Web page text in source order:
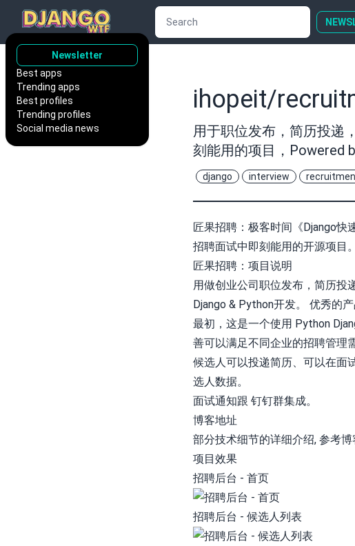
Newsletter
Best apps
Trending apps
Best profiles
Trending profiles
Social media news
ihopeit/
用于职位发布，简历投递
刻能用的项目，Powered
django interview
匠果招聘：极客时间《Django快
招聘面试中即刻能用的开源项目。
匠果招聘：项目说明
用做创业公司职位发布，简历投
Django & Python开发。 优秀的
最初，这是一个使用 Python
善可以满足不同企业的招聘管理
候选人可以投递简历、可以在面
选人数据。
面试通知跟 钉钉群集成。
博客地址
部分技术细节的详细介绍, 参考博
项目效果
招聘后台 - 首页
招聘后台 - 候选人列表